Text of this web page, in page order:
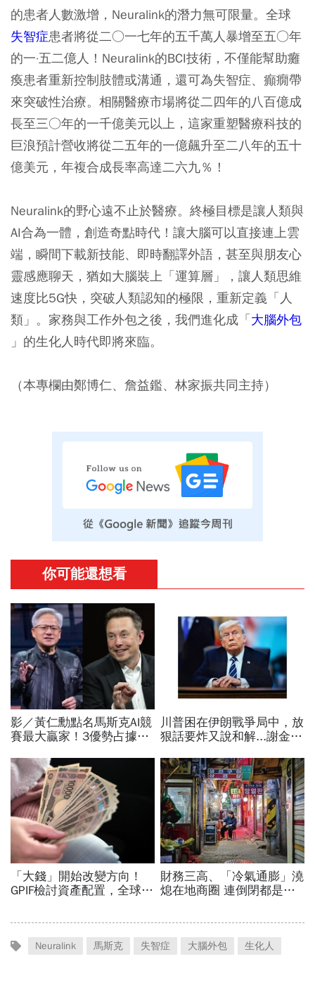
的患者人數激增，Neuralink的潛力無可限量。全球
失智症患者將從二○一七年的五千萬人暴增至五○年
的一·五二億人！Neuralink的BCI技術，不僅能幫助癱
瘓患者重新控制肢體或溝通，還可為失智症、癲癇帶
來突破性治療。相關醫療市場將從二四年的八百億成
長至三○年的一千億美元以上，這家重塑醫療科技的
巨浪預計營收將從二五年的一億飆升至二八年的五十
億美元，年複合成長率高達二六九％！
Neuralink的野心遠不止於醫療。終極目標是讓人類與
AI合為一體，創造奇點時代！讓大腦可以直接連上雲
端，瞬間下載新技能、即時翻譯外語，甚至與朋友心
靈感應聊天，猶如大腦裝上「運算層」，讓人類思維
速度比5G快，突破人類認知的極限，重新定義「人
類」。家務與工作外包之後，我們進化成「大腦外包
」的生化人時代即將來臨。
（本專欄由鄭博仁、詹益鑑、林家振共同主持）
Neuralink 馬斯克 失智症 大腦外包 生化人